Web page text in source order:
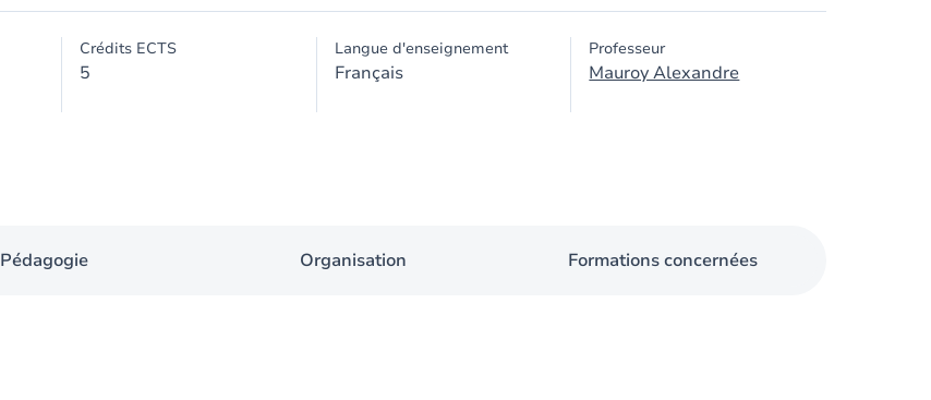
Crédits ECTS
5
Langue d'enseignement
Français
Professeur
Mauroy Alexandre
Pédagogie Organisation Formations concernées